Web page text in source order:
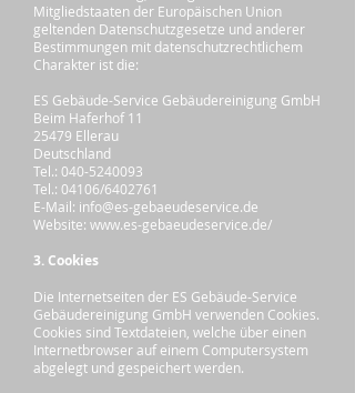
Mitgliedstaaten der Europäischen Union
geltenden Datenschutzgesetze und anderer
Bestimmungen mit datenschutzrechtlichem
Charakter ist die:
ES Gebäude-Service Gebäudereinigung GmbH
Beim Haferhof 11
25479 Ellerau
Deutschland
Tel.: 040-5240093
Tel.: 04106/6402761
E-Mail: info@es-gebaeudeservice.de
Website: www.es-gebaeudeservice.de/
3. Cookies
Die Internetseiten der ES Gebäude-Service
Gebäudereinigung GmbH verwenden Cookies.
Cookies sind Textdateien, welche über einen
Internetbrowser auf einem Computersystem
abgelegt und gespeichert werden.